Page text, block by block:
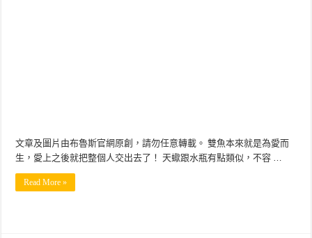
文章及圖片由布魯斯官網原創，請勿任意轉載。 雙魚本來就是為愛而
生，愛上之後就把整個人交出去了！ 天蠍跟水瓶有點類似，不容 …
Read More »